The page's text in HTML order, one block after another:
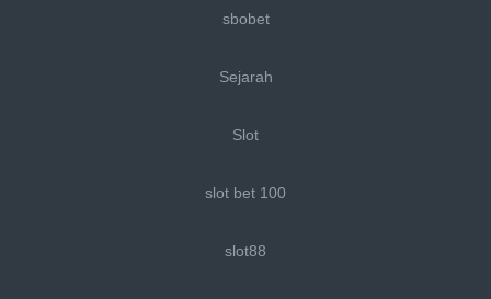
sbobet
Sejarah
Slot
slot bet 100
slot88